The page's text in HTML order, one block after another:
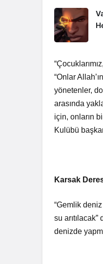
“Onlar
yönetenler,
arasında
için, onların
Kulübü
Karsak
“Gemlik
su
denizde